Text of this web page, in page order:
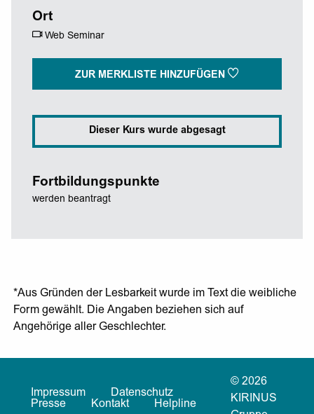
Ort
Web Seminar
ZUR MERKLISTE HINZUFÜGEN
Dieser Kurs wurde abgesagt
Fortbildungspunkte
werden beantragt
*Aus Gründen der Lesbarkeit wurde im Text die weibliche
Form gewählt. Die Angaben beziehen sich auf
Angehörige aller Geschlechter.
Impressum
Datenschutz
Presse
Kontakt Helpline
© 2026
KIRINUS